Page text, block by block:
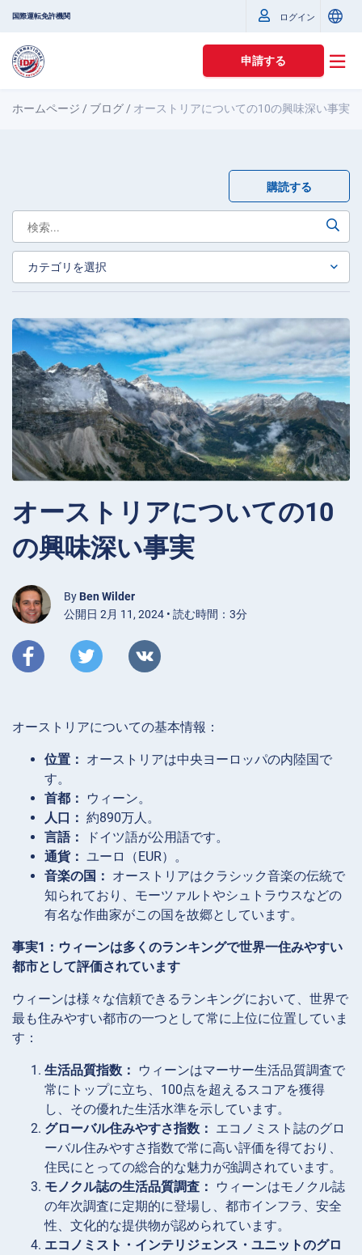
国際運転免許機関 ログイン
申請する
ホームページ / ブログ / オーストリアについての10の興味深い事実
購読する
オーストリアについての10
の興味深い事実
By Ben Wilder
公開日 2月 11, 2024 • 読む時間：3分
オーストリアについての基本情報：
位置： オーストリアは中央ヨーロッパの内陸国で
す。
首都：
ウィーン。
人口： 約890万人。
言語：
ドイツ語が公用語です。
通貨： ユーロ（EUR）。
音楽の国： オーストリアはクラシック音楽の伝統で
知られており、モーツァルトやシュトラウスなどの
有名な作曲家がこの国を故郷としています。
事実1：ウィーンは多くのランキングで世界一住みやすい
都市として評価されています
ウィーンは様々な信頼できるランキングにおいて、世界で
最も住みやすい都市の一つとして常に上位に位置していま
す：
生活品質指数：
ウィーンはマーサー生活品質調査で
常にトップに立ち、100点を超えるスコアを獲得
し、その優れた生活水準を示しています。
グローバル住みやすさ指数： エコノミスト誌のグロ
ーバル住みやすさ指数で常に高い評価を得ており、
住民にとっての総合的な魅力が強調されています。
モノクル誌の生活品質調査：
ウィーンはモノクル誌
の年次調査に定期的に登場し、都市インフラ、安全
性、文化的な提供物が認められています。
エコノミスト・インテリジェンス・ユニットのグロ